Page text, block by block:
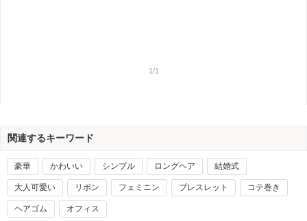
1/1
関連するキーワード
豪華 かわいい シンプル ロングヘア 結婚式
大人可愛い リボン フェミニン ブレスレット コテ巻き
ヘアゴム オフィス